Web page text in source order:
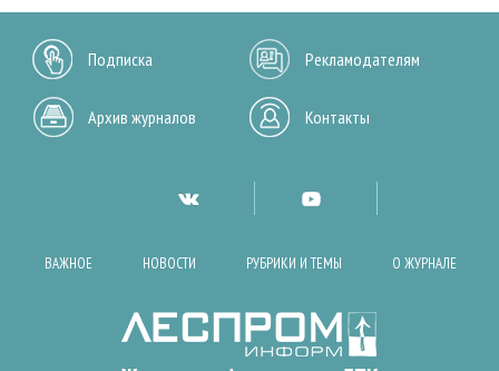
Подписка Рекламодателям
Архив журналов Контакты
ВАЖНОЕ НОВОСТИ РУБРИКИ И ТЕМЫ О ЖУРНАЛЕ